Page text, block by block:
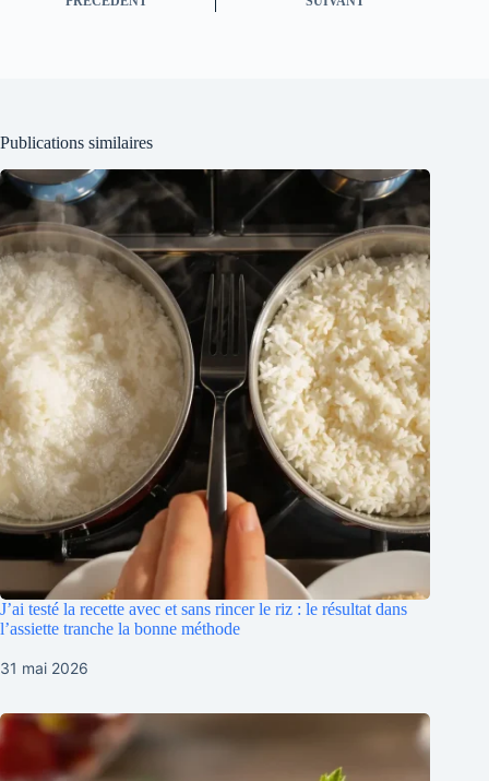
Publications similaires
J’ai testé la recette avec et sans rincer le riz : le résultat dans
l’assiette tranche la bonne méthode
31 mai 2026